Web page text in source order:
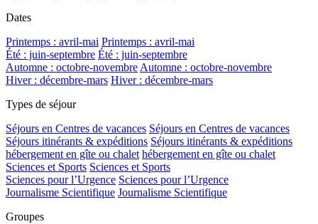
Dates
Printemps : avril-mai Printemps : avril-mai
Été : juin-septembre Été : juin-septembre
Automne : octobre-novembre Automne : octobre-novembre
Hiver : décembre-mars Hiver : décembre-mars
Types de séjour
Séjours en Centres de vacances Séjours en Centres de vacances
Séjours itinérants & expéditions Séjours itinérants & expéditions
hébergement en gîte ou chalet hébergement en gîte ou chalet
Sciences et Sports Sciences et Sports
Sciences pour l’Urgence Sciences pour l’Urgence
Journalisme Scientifique Journalisme Scientifique
Groupes